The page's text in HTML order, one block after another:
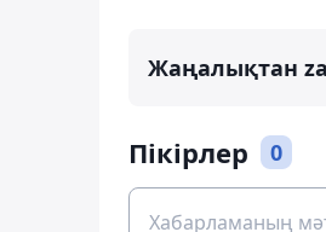
Жаңалықтан
Пікірлер 0